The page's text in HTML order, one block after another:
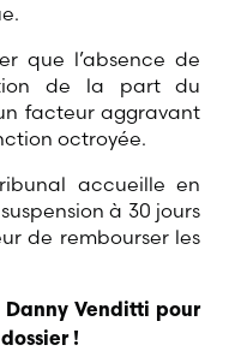
que l’absence de
de la part du
facteur aggravant
octroyée.
accueille en
à 30 jours
de rembourser les
Danny Venditti pour
!